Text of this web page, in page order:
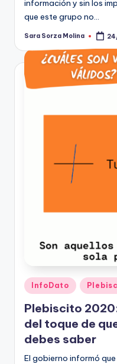
información y sin los
que este grupo no…
Publicado
Sara Sorza Molina
Publicado
en
InfoDato
Plebiscito
del toque de
debes saber
El gobierno informó